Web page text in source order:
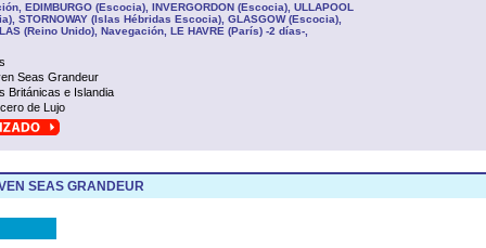
EDIMBURGO (Escocia), INVERGORDON (Escocia), ULLAPOOL
STORNOWAY (Islas Hébridas Escocia), GLASGOW (Escocia),
(Reino Unido), Navegación, LE HAVRE (París) -2 días-,
Seas Grandeur
Británicas e Islandia
de Lujo
SEAS GRANDEUR